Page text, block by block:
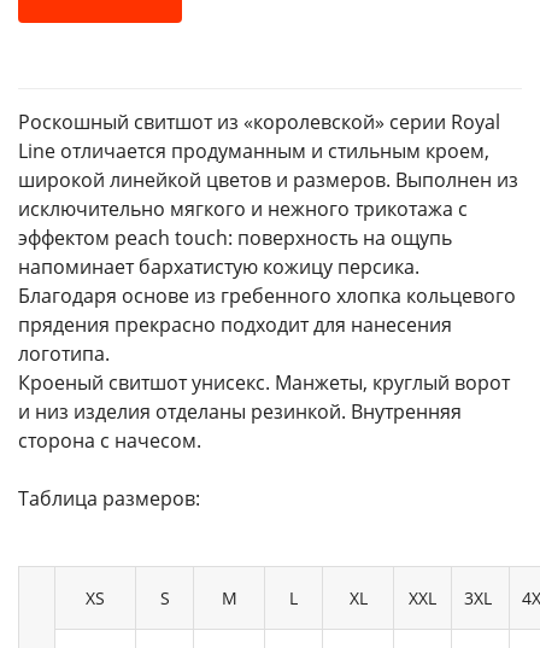
Роскошный свитшот из «королевской» серии Royal
Line отличается продуманным и стильным кроем,
широкой линейкой цветов и размеров. Выполнен из
исключительно мягкого и нежного трикотажа с
эффектом peach touch: поверхность на ощупь
напоминает бархатистую кожицу персика.
Благодаря основе из гребенного хлопка кольцевого
прядения прекрасно подходит для нанесения
логотипа.
Кроеный свитшот унисекс. Манжеты, круглый ворот
и низ изделия отделаны резинкой. Внутренняя
сторона с начесом.
Таблица размеров:
XS S M L XL XXL 3XL